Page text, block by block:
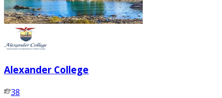
Alexander College
38